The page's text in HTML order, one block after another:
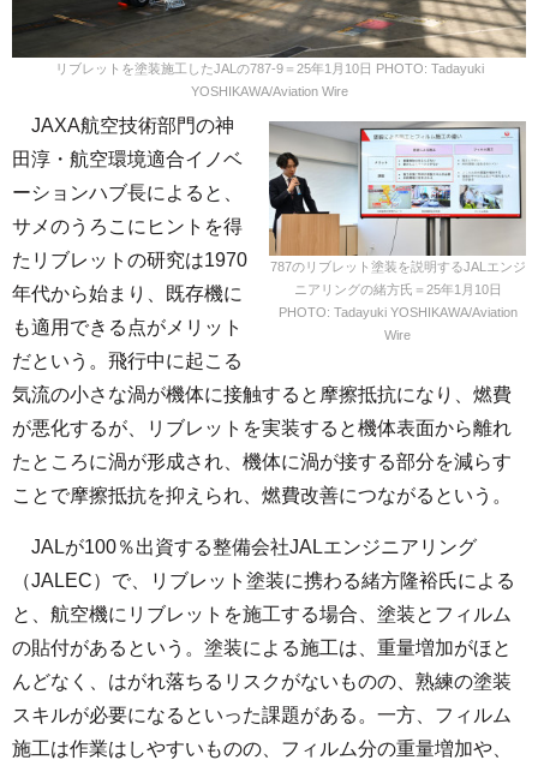
リブレットを塗装施工したJALの787-9＝25年1月10日 PHOTO: Tadayuki
YOSHIKAWA/Aviation Wire
787のリブレット塗装を説明するJALエンジ
ニアリングの緒方氏＝25年1月10日
PHOTO: Tadayuki YOSHIKAWA/Aviation
Wire
JAXA航空技術部門の神
田淳・航空環境適合イノベ
ーションハブ長によると、
サメのうろこにヒントを得
たリブレットの研究は1970
年代から始まり、既存機に
も適用できる点がメリット
だという。飛行中に起こる
気流の小さな渦が機体に接触すると摩擦抵抗になり、燃費
が悪化するが、リブレットを実装すると機体表面から離れ
たところに渦が形成され、機体に渦が接する部分を減らす
ことで摩擦抵抗を抑えられ、燃費改善につながるという。
JALが100％出資する整備会社JALエンジニアリング
（JALEC）で、リブレット塗装に携わる緒方隆裕氏による
と、航空機にリブレットを施工する場合、塗装とフィルム
の貼付があるという。塗装による施工は、重量増加がほと
んどなく、はがれ落ちるリスクがないものの、熟練の塗装
スキルが必要になるといった課題がある。一方、フィルム
施工は作業はしやすいものの、フィルム分の重量増加や、